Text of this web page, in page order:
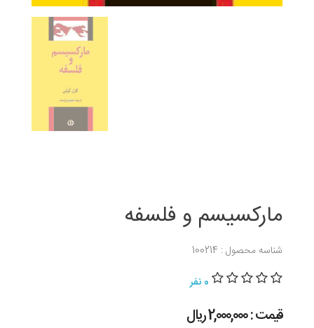
مارکسیسم و فلسفه
شناسه محصول : 100214
0 نفر
قیمت : 2,000,000 ريال